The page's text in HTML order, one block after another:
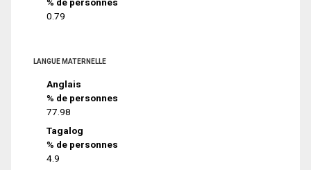
0.79
LANGUE MATERNELLE
Anglais
% de personnes
77.98
Tagalog
% de personnes
4.9